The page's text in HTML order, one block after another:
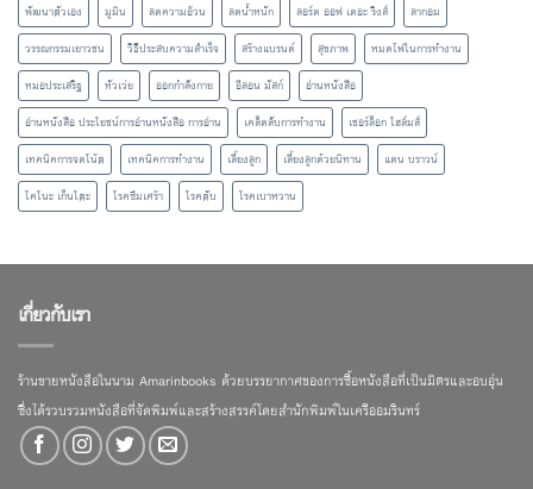
พัฒนาตัวเอง
มูมิน ลดความอ้วน ลดน้ำหนัก ลอร์ด ออฟ เดอะ ริงส์
ลากอม
วรรณกรรมเยาวชน
วิธีประสบความสำเร็จ สร้างแบรนด์ สุขภาพ
หมดไฟในการทำงาน
หมอประเสริฐ
หัวเว่ย ออกกำลังกาย อีลอน มัสก์
อ่านหนังสือ
อ่านหนังสือ ประโยชน์การอ่านหนังสือ การอ่าน
เคล็ดลับการทำงาน
เชอร์ล็อก โฮล์มส์
เทคนิคการจดโน้ต
เทคนิคการทำงาน เลี้ยงลูก เลี้ยงลูกด้วยนิทาน
แดน บราวน์
โคโนะ เก็นโตะ
โรคซึมเศร้า โรคตับ โรคเบาหวาน
เกี่ยวกับเรา
ร้านขายหนังสือในนาม Amarinbooks ด้วยบรรยากาศของการซื้อหนังสือที่เป็นมิตรและอบอุ่น
ซึ่งได้รวบรวมหนังสือที่จัดพิมพ์และสร้างสรรค์โดยสำนักพิมพ์ในเครืออมรินทร์